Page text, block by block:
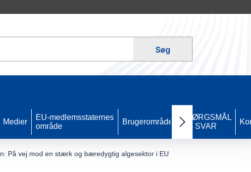
Søg
Next items
Medier
EU-medlemsstaternes
område
Brugerområde
SPØRGSMÅL
OG SVAR
På vej mod en stærk og bæredygtig algesektor i EU